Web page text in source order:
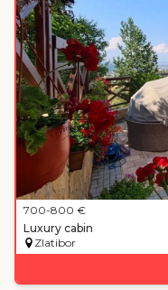
700-800 €
Luxury cabin
Zlatibor